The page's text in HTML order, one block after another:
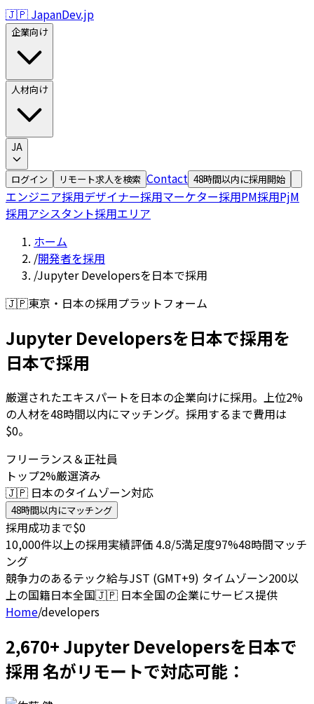
🇯🇵 JapanDev.jp
企業向け
人材向け
JA
ログイン リモート求人を検索 Contact 48時間以内に採用開始
エンジニア採用デザイナー採用マーケター採用PM採用PjM
採用アシスタント採用エリア
ホーム
/開発者を採用
/Jupyter Developersを日本で採用
🇯🇵東京・日本の採用プラットフォーム
Jupyter Developersを日本で採用を
日本で採用
厳選されたエキスパートを日本の企業向けに採用。上位2%
の人材を48時間以内にマッチング。採用するまで費用は
$0。
フリーランス＆正社員
トップ2%厳選済み
🇯🇵 日本のタイムゾーン対応
48時間以内にマッチング
採用成功まで$0
10,000件以上の採用実績評価 4.8/5満足度97%48時間マッチ
ング
競争力のあるテック給与JST (GMT+9) タイムゾーン200以
上の国籍日本全国🇯🇵 日本全国の企業にサービス提供
Home/developers
2,670+ Jupyter Developersを日本で
採用 名がリモートで対応可能：